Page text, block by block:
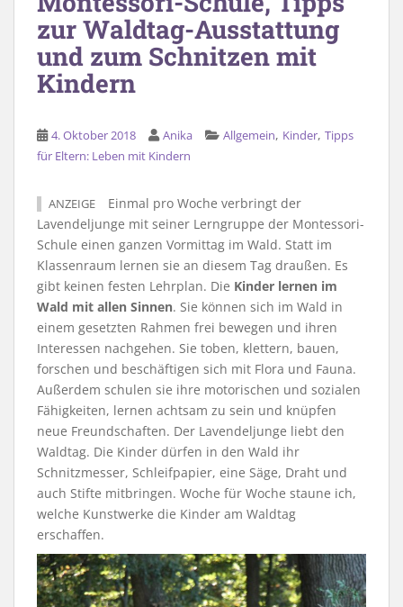
zur Waldtag-Ausstattung
und zum Schnitzen mit
Kindern
4. Oktober 2018 Anika Allgemein, Kinder, Tipps
für Eltern: Leben mit Kindern
ANZEIGE
Einmal pro Woche verbringt der
Lavendeljunge mit seiner Lerngruppe der Montessori-
Schule einen ganzen Vormittag im Wald. Statt im
Klassenraum lernen sie an diesem Tag draußen. Es
gibt keinen festen Lehrplan. Die Kinder lernen im
Wald mit allen Sinnen. Sie können sich im Wald in
einem gesetzten Rahmen frei bewegen und ihren
Interessen nachgehen. Sie toben, klettern, bauen,
forschen und beschäftigen sich mit Flora und Fauna.
Außerdem schulen sie ihre motorischen und sozialen
Fähigkeiten, lernen achtsam zu sein und knüpfen
neue Freundschaften. Der Lavendeljunge liebt den
Waldtag. Die Kinder dürfen in den Wald ihr
Schnitzmesser, Schleifpapier, eine Säge, Draht und
auch Stifte mitbringen. Woche für Woche staune ich,
welche Kunstwerke die Kinder am Waldtag
erschaffen.